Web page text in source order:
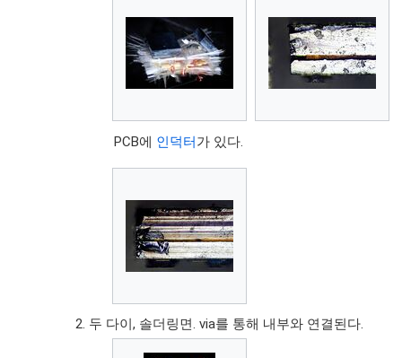
PCB에 인덕터가 있다.
두 다이, 솔더링면. via를 통해 내부와 연결된다.